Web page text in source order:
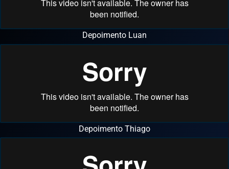
Depoimento Luan
Depoimento Thiago